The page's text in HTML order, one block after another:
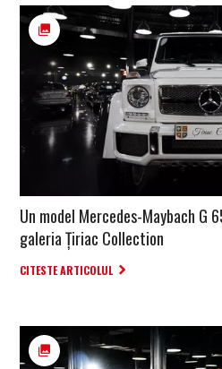
Un model Mercedes-Maybach G
galeria Țiriac Collection
CITESTE ARTICOLUL